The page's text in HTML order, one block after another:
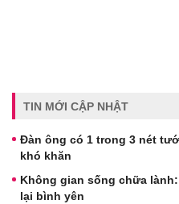
TIN MỚI CẬP NHẬT
Đàn ông có 1 trong 3 nét
khó khăn
Không gian sống chữa
lại bình yên